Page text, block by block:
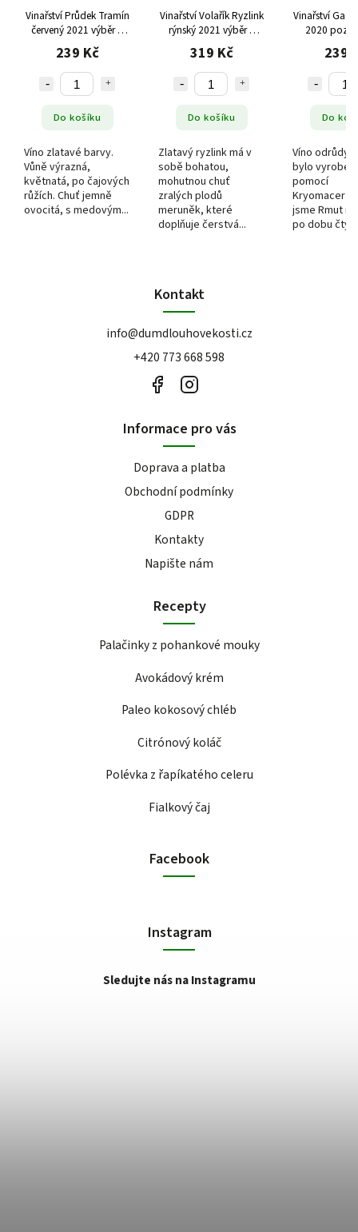
Vinařství Průdek Tramín
červený 2021 výběr z
bobulí, polosladké
239 Kč
Do košíku
Víno zlatavé barvy.
Vůně výrazná,
květnatá, po čajových
růžích. Chuť jemně
ovocitá, s medovým...
Vinařství Volařík Ryzlink
rýnský 2021 výběr z
hroznů, polosladké
319 Kč
Do košíku
Zlatavý ryzlink má v
sobě bohatou,
mohutnou chuť
zralých plodů
meruněk, které
doplňuje čerstvá...
Vinařství
2020
239
Do
Víno odrůdy
bylo
pomocí
jsme Rmut
po dobu čtyř
Kontakt
info@dumdlouhovekosti.cz
+420 773 668 598
Informace pro vás
Doprava a platba
Obchodní podmínky
GDPR
Kontakty
Napište nám
Recepty
Palačinky z pohankové mouky
Avokádový krém
Paleo kokosový chléb
Citrónový koláč
Polévka z řapíkatého celeru
Fialkový čaj
Facebook
Instagram
Sledujte nás na Instagramu